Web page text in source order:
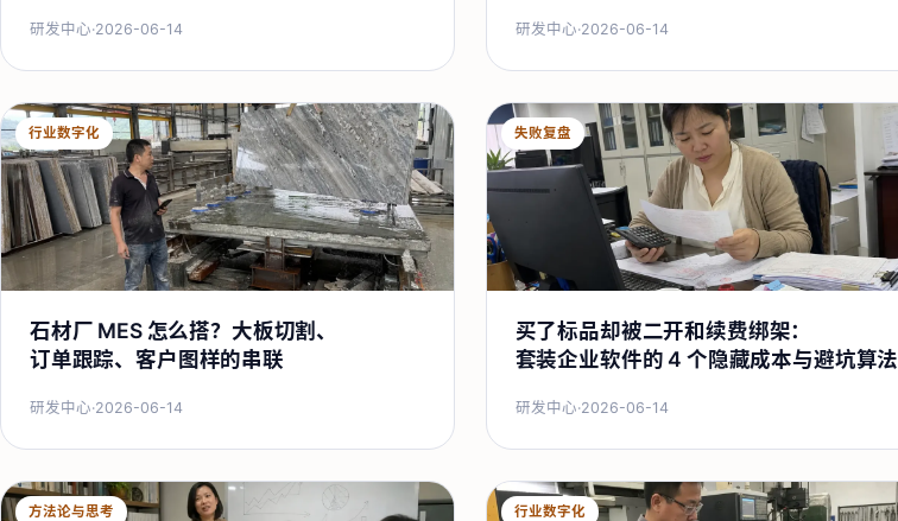
研发中心·2026-06-14 研发中心·2026-06-14
行业数字化
石材厂 MES 怎么搭？大板切割、
订单跟踪、客户图样的串联
研发中心·2026-06-14
失败复盘
买了标品却被二开和续费绑架：
套装企业软件的 4 个隐藏成本与避坑算法
研发中心·2026-06-14
方法论与思考 行业数字化